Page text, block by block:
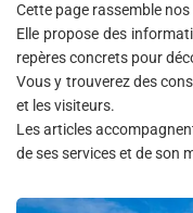
Cette page rassemble
Elle propose des
repères concrets pour
Vous y trouverez des
et les visiteurs.
Les articles
de ses services et de son